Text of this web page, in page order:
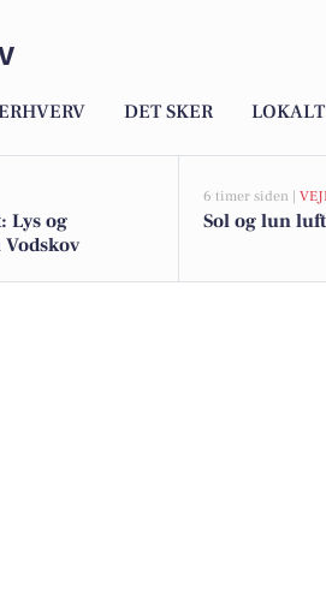
DET SKER
Lys og
6 timer siden |
Sol og lun
op til 669.900 kr!